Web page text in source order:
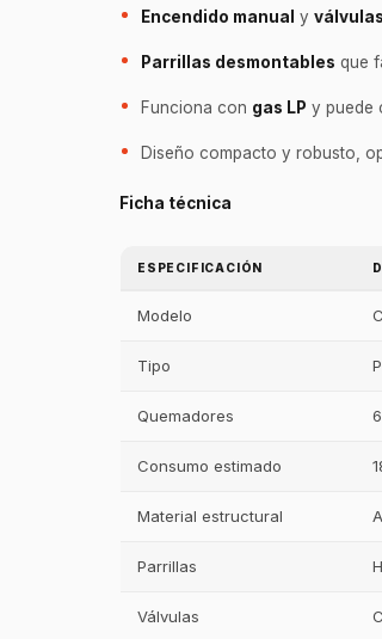
Encendido manual y
Parrillas desmontables que
Funciona con gas LP y puede
Diseño compacto y robusto,
Ficha técnica
ESPECIFICACIÓN
Modelo
Tipo
Quemadores
Consumo estimado
Material estructural
Parrillas
Válvulas